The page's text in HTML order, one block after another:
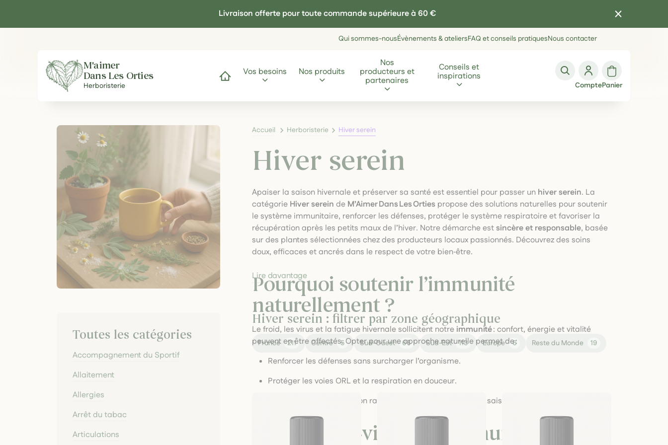
Livraison offerte pour toute commande supérieure à 60 €
Qui sommes-nousÉvènements & ateliersFAQ et conseils pratiquesNous contacter
M'aimer
Dans Les Orties
Herboristerie
Accueil
Vos besoins Nos produits
Nos
producteurs et
partenaires
Conseils et
inspirations
ComptePanier
Accueil Herboristerie Hiver serein
Hiver serein
Apaiser la saison hivernale et préserver sa santé est essentiel pour passer un hiver serein. La
catégorie Hiver serein de M’Aimer Dans Les Orties propose des solutions naturelles pour soutenir
le système immunitaire, renforcer les défenses, protéger le système respiratoire et favoriser la
récupération après les petits maux de l’hiver. Notre démarche estsincère et responsable, basée
sur des plantes sélectionnées chez des producteurs locaux passionnés. Découvrez des soins
doux, efficaces et ancrés dans le respect de votre bien‑être.
Pourquoi soutenir l’immunité
naturellement ?
Le froid, les virus et la fatigue hivernale sollicitent notre immunité: confort, énergie et vitalité
peuvent en être affectés. Opter pour une approche naturelle permet de :
Renforcer les défenses sans surcharger l’organisme.
Protéger les voies ORL et la respiration en douceur.
Favoriser une récupération rapide après les désagréments saisonniers.
Plantes anti‑virales et immunitaires
Lire davantage
Hiver serein : filtrer par zone géographique
France 211 Centre 5 Sud-Ouest 66 Sud-Est 113 Europe 6 Reste du Monde 19
Toutes les catégories
Accompagnement du Sportif
Allaitement
Allergies
Arrêt du tabac
Articulations